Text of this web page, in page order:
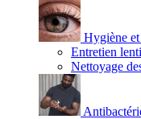
Hygiène
Entretien
Nettoyage